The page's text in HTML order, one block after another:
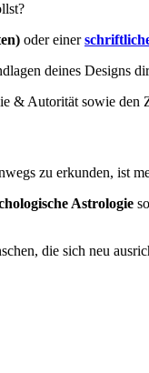
oder einer
deines Designs
& Autorität sowie
zu erkunden, ist
Astrologie
die sich neu